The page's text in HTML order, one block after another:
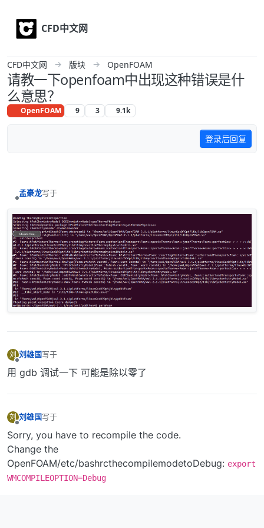
CFD中文网
CFD中文网 版块 OpenFOAM
请教一下openfoam中出现这种错误是什
么意思？
OpenFOAM 9 3 9.1k
登录后回复
孟豪龙写于
最后由 编辑
刘 刘雄国写于
最后由 编辑
用 gdb 调试一下 可能是除以零了
刘 刘雄国写于
最后由 李东岳 编辑
Sorry, you have to recompile the code.
Change the
OpenFOAM/etc/bashrcthecompilemodetoDebug: export
WMCOMPILEOPTION=Debug